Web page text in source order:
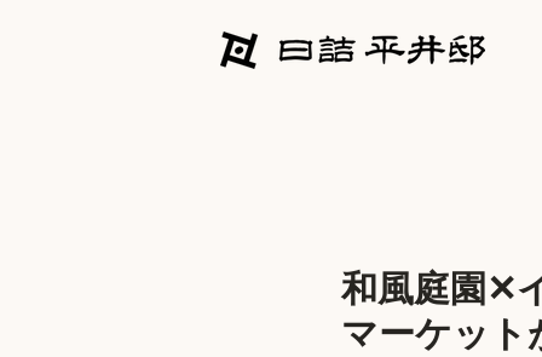
和風庭園✕
マーケット